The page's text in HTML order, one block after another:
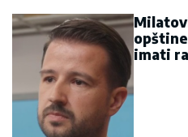
imati